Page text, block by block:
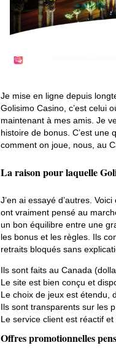
Je mise en ligne depuis
Golisimo Casino, c’est celui
maintenant à mes amis. Je
histoire de bonus. C’est une
comment on joue, nous, au
La raison pour laquelle
J’en ai essayé d’autres.
ont vraiment pensé au
un bon équilibre entre une
les bonus et les règles. Ils
retraits bloqués sans
Ils sont faits au Canada
Le site est bien conçu et
Le choix de jeux est étendu,
Ils sont transparents sur les
Le service client est réactif
Offres promotionnelles